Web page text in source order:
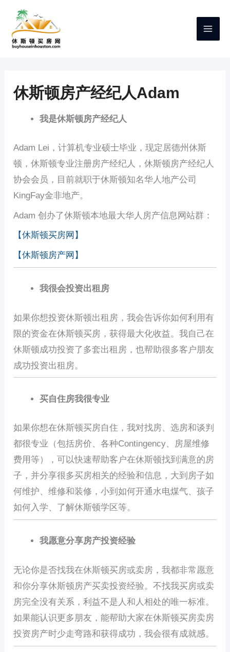
休斯顿房产经纪人Adam
我是休斯顿房产经纪人
Adam Lei，计算机专业硕士毕业，现定居德州休斯
顿，休斯顿专业注册房产经纪人，休斯顿房产经纪人
协会会员，目前就职于休斯顿知名华人地产公司
KingFay金非地产。
Adam 创办了休斯顿本地最大华人房产信息网站群：
【休斯顿买房网】
【休斯顿房产网】
我很会投资出租房
如果你想投资休斯顿出租房，我会告诉你如何利用有
限的资金在休斯顿买房，获得最大化收益。我自己在
休斯顿成功投资了多套出租房，也帮助很多客户朋友
成功投资出租房。
买自住房我很专业
如果你想在休斯顿买房自住，我对找房、选房和谈判
都很专业（包括房价、各种Contingency、房屋维修
费用等），可以快速帮助客户在休斯顿找到满意的房
子，并分享很多买房相关的经验和信息，大到房子如
何维护、维修和装修，小到如何开通水电煤气、孩子
如何入学、了解休斯顿学区等。
我愿意分享房产投资经验
无论你是否找我在休斯顿买房或卖房，我都非常愿意
和你分享休斯顿房产买卖投资经验。不找我买房或卖
房完全没有关系，利益不是人和人相处的唯一标准。
如果能认识更多朋友，能帮助大家在休斯顿买房卖房
投资房产时少走弯路和获得成功，我会很有成就感。